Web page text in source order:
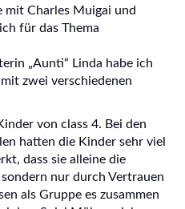
mit Charles Muigai und
für das Thema
„Aunti“ Linda habe ich
zwei verschiedenen
von class 4. Bei den
hatten die Kinder sehr viel
dass sie alleine die
nur durch Vertrauen
als Gruppe es zusammen